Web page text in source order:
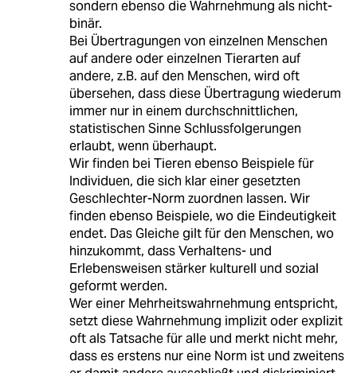
sondern ebenso die Wahrnehmung als nicht-
binär.
Bei Übertragungen von einzelnen Menschen
auf andere oder einzelnen Tierarten auf
andere, z.B. auf den Menschen, wird oft
übersehen, dass diese Übertragung wiederum
immer nur in einem durchschnittlichen,
statistischen Sinne Schlussfolgerungen
erlaubt, wenn überhaupt.
Wir finden bei Tieren ebenso Beispiele für
Individuen, die sich klar einer gesetzten
Geschlechter-Norm zuordnen lassen. Wir
finden ebenso Beispiele, wo die Eindeutigkeit
endet. Das Gleiche gilt für den Menschen, wo
hinzukommt, dass Verhaltens- und
Erlebensweisen stärker kulturell und sozial
geformt werden.
Wer einer Mehrheitswahrnehmung entspricht,
setzt diese Wahrnehmung implizit oder explizit
oft als Tatsache für alle und merkt nicht mehr,
dass es erstens nur eine Norm ist und zweitens